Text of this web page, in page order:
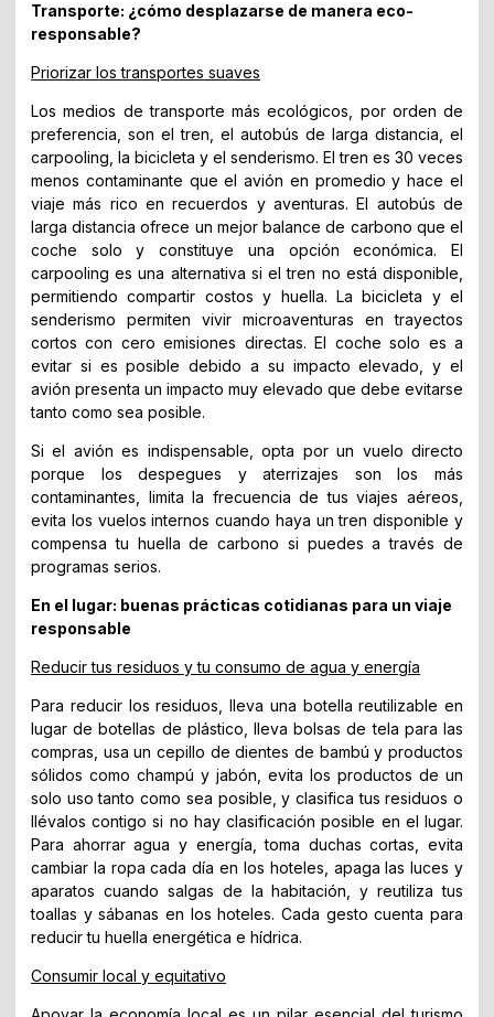
Transporte: ¿cómo desplazarse de manera eco-
responsable?
Priorizar los transportes suaves
Los medios de transporte más ecológicos, por orden de
preferencia, son el tren, el autobús de larga distancia, el
carpooling, la bicicleta y el senderismo. El tren es 30 veces
menos contaminante que el avión en promedio y hace el
viaje más rico en recuerdos y aventuras. El autobús de
larga distancia ofrece un mejor balance de carbono que el
coche solo y constituye una opción económica. El
carpooling es una alternativa si el tren no está disponible,
permitiendo compartir costos y huella. La bicicleta y el
senderismo permiten vivir microaventuras en trayectos
cortos con cero emisiones directas. El coche solo es a
evitar si es posible debido a su impacto elevado, y el
avión presenta un impacto muy elevado que debe evitarse
tanto como sea posible.
Si el avión es indispensable, opta por un vuelo directo
porque los despegues y aterrizajes son los más
contaminantes, limita la frecuencia de tus viajes aéreos,
evita los vuelos internos cuando haya un tren disponible y
compensa tu huella de carbono si puedes a través de
programas serios.
En el lugar: buenas prácticas cotidianas para un viaje
responsable
Reducir tus residuos y tu consumo de agua y energía
Para reducir los residuos, lleva una botella reutilizable en
lugar de botellas de plástico, lleva bolsas de tela para las
compras, usa un cepillo de dientes de bambú y productos
sólidos como champú y jabón, evita los productos de un
solo uso tanto como sea posible, y clasifica tus residuos o
llévalos contigo si no hay clasificación posible en el lugar.
Para ahorrar agua y energía, toma duchas cortas, evita
cambiar la ropa cada día en los hoteles, apaga las luces y
aparatos cuando salgas de la habitación, y reutiliza tus
toallas y sábanas en los hoteles. Cada gesto cuenta para
reducir tu huella energética e hídrica.
Consumir local y equitativo